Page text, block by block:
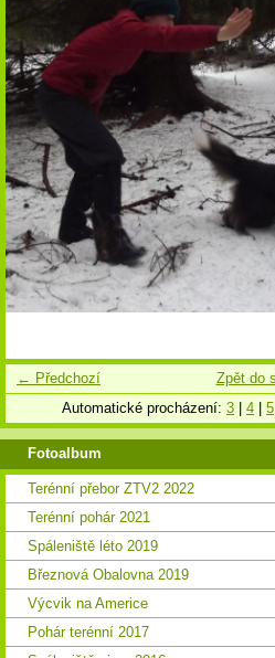
← Předchozí
Zpět do
Automatické procházení: 3 | 4 | 5
Fotoalbum
Terénní přebor ZTV2 2022
Terénní pohár 2021
Spáleniště léto 2019
Březnová Obalovna 2019
Výcvik na Americe
Pohár terénní 2017